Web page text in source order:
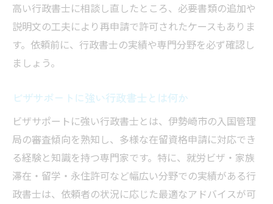
高い行政書士に相談し直したところ、必要書類の追加や
説明文の工夫により再申請で許可されたケースもありま
す。依頼前に、行政書士の実績や専門分野を必ず確認し
ましょう。
ビザサポートに強い行政書士とは何か
ビザサポートに強い行政書士とは、伊勢崎市の入国管理
局の審査傾向を熟知し、多様な在留資格申請に対応でき
る経験と知識を持つ専門家です。特に、就労ビザ・家族
滞在・留学・永住許可など幅広い分野での実績がある行
政書士は、依頼者の状況に応じた最適なアドバイスが可